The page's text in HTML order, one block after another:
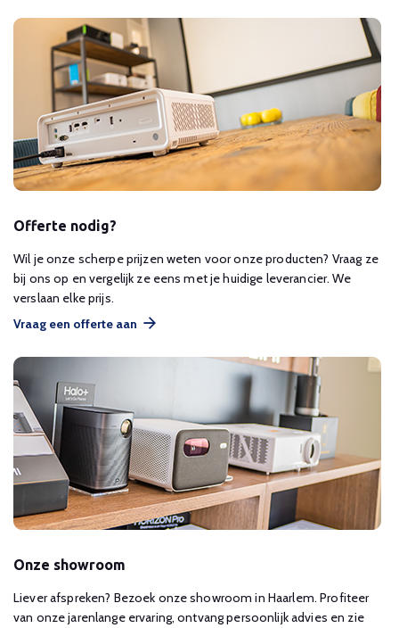
Offerte nodig?
Wil je onze scherpe prijzen weten voor onze producten? Vraag ze
bij ons op en vergelijk ze eens met je huidige leverancier. We
verslaan elke prijs.
Vraag een offerte aan
Onze showroom
Liever afspreken? Bezoek onze showroom in Haarlem. Profiteer
van onze jarenlange ervaring, ontvang persoonlijk advies en zie